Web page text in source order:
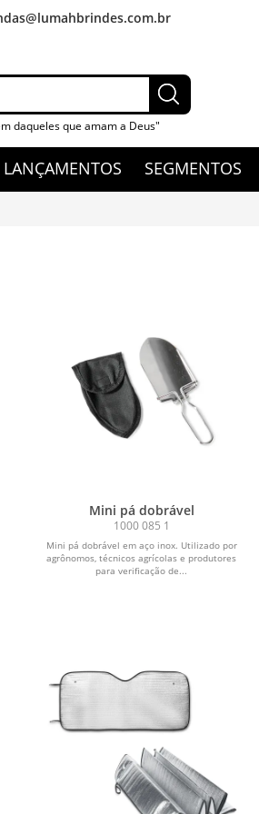
daqueles que amam a Deus"
LANÇAMENTOS SEGMENTOS
Mini pá dobrável
1000 085 1
Mini pá dobrável em aço inox. Utilizado por
agrônomos, técnicos agrícolas e produtores
para verificação de...